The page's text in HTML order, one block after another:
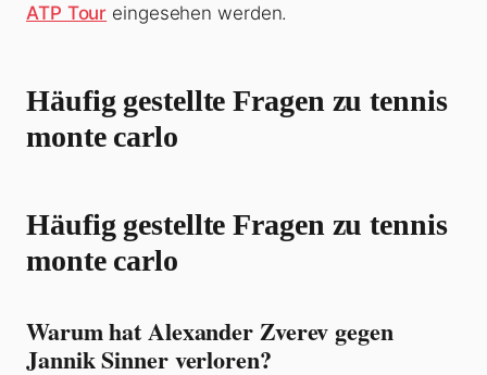
ATP Tour eingesehen werden.
Häufig gestellte Fragen zu tennis
monte carlo
Häufig gestellte Fragen zu tennis
monte carlo
Warum hat Alexander Zverev gegen
Jannik Sinner verloren?